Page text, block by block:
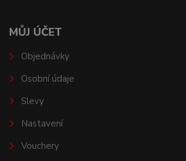
MŮJ ÚČET
Objednávky
Osobní údaje
Slevy
Nastavení
Vouchery